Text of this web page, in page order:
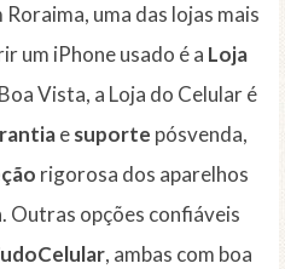
Roraima, uma das lojas mais
um iPhone usado é a Loja
Vista, a Loja do Celular é
esuporte pósvenda,
rigorosa dos aparelhos
Outras opções confiáveis
, ambas com boa